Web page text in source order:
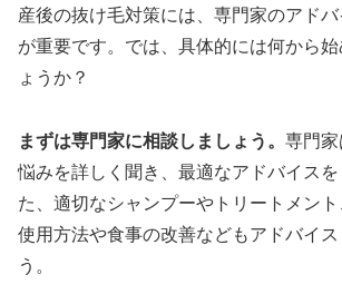
産後の抜け毛対策には、専門家のアド
が重要です。では、具体的には何から
ょうか？
まずは専門家に相談しましょう。 専門
悩みを詳しく聞き、最適なアドバイスを
た、適切なシャンプーやトリートメン
使用方法や食事の改善などもアドバイス
う。